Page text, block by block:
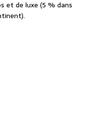
et de luxe (5 % dans